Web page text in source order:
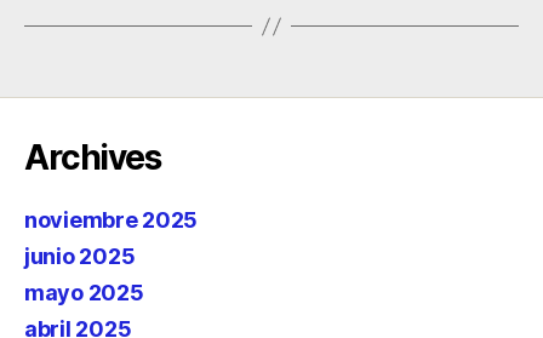
Archives
noviembre 2025
junio 2025
mayo 2025
abril 2025